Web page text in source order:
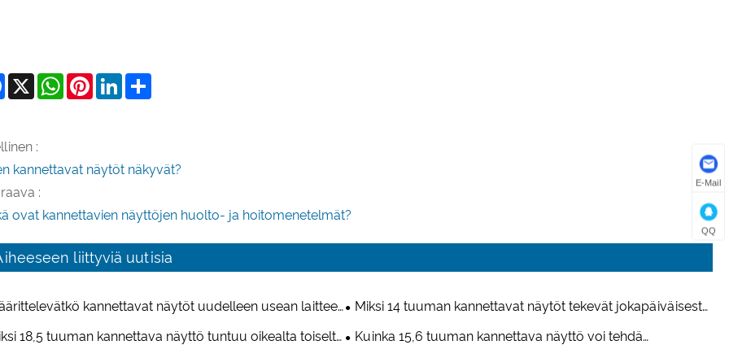
Facebook
X WhatsAppPinterestLinkedIn
:
kannettavat näytöt näkyvät?
:
ovat kannettavien näyttöjen huolto- ja hoitomenetelmät?
liittyviä uutisia
kannettavat näytöt uudelleen usean laitteen
ja viihdettä?
Miksi 14 tuuman kannettavat näytöt tekevät jokapäiväisestä
työstä niin paljon helpompaa?
18,5 tuuman kannettava näyttö tuntuu oikealta toiselta
Kuinka 15,6 tuuman kannettava näyttö voi tehdä
E-Mail
QQ